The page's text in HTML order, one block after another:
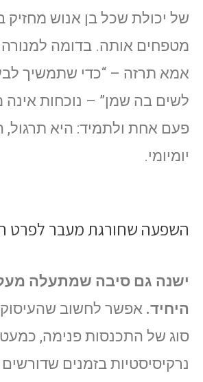
של יכולת שכל בן אנוש
מטפחים אותה. בדומה
אמא תרזה – “כדי שתמשיך
לשים בה שמן” – נוכחות
פעם אחת ולתמיד: היא תרגול,
יומיומי.
השפעה שחורגת מעבר לפרט
ישנה גם סיבה שמתעלה
היחיד. אפשר לחשוב
סוג של התכנסות פנימה,
נרקיסיסטיות בזמנים